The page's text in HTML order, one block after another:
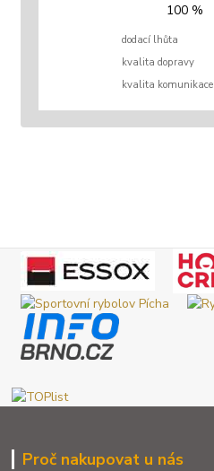
100 %
dodací lhůta
kvalita dopravy
kvalita komunikace
Proč nakupovat u nás